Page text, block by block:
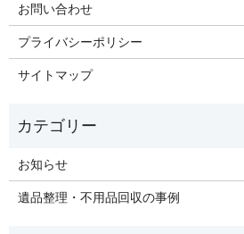
お問い合わせ
プライバシーポリシー
サイトマップ
お知らせ
遺品整理・不用品回収の事例